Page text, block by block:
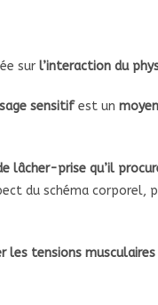
sur l’interaction du
sensitifest un
lâcher-prise qu’il
du schéma corporel,
les tensions musculaires